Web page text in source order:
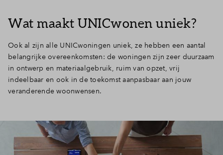
Wat maakt UNICwonen uniek?
Ook al zijn alle UNICwoningen uniek, ze hebben een aantal
belangrijke overeenkomsten: de woningen zijn zeer duurzaam
in ontwerp en materiaalgebruik, ruim van opzet, vrij
indeelbaar en ook in de toekomst aanpasbaar aan jouw
veranderende woonwensen.